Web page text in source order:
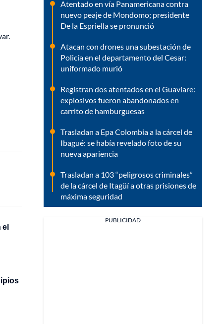
el
Atentado en vía Panamericana contra
nuevo peaje de Mondomo; presidente
De la Espriella se pronunció
Atacan con drones una subestación de
Policía en el departamento del Cesar:
uniformado murió
Registran dos atentados en el Guaviare:
explosivos fueron abandonados en
carrito de hamburguesas
Trasladan a Epa Colombia a la cárcel de
Ibagué: se había revelado foto de su
nueva apariencia
Trasladan a 103 “peligrosos criminales”
de la cárcel de Itagüí a otras prisiones de
máxima seguridad
PUBLICIDAD